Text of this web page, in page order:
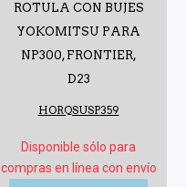
ROTULA CON BUJES
YOKOMITSU PARA
NP300, FRONTIER,
D23
HORQSUSP359
Disponible sólo para
compras en línea con envío